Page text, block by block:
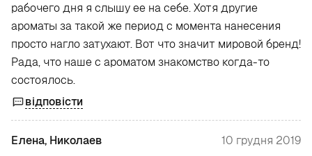
рабочего дня я слышу ее на себе. Хотя другие
ароматы за такой же период с момента нанесения
просто нагло затухают. Вот что значит мировой бренд!
Рада, что наше с ароматом знакомство когда-то
состоялось.
відповісти
Елена, Николаев
10 грудня 2019